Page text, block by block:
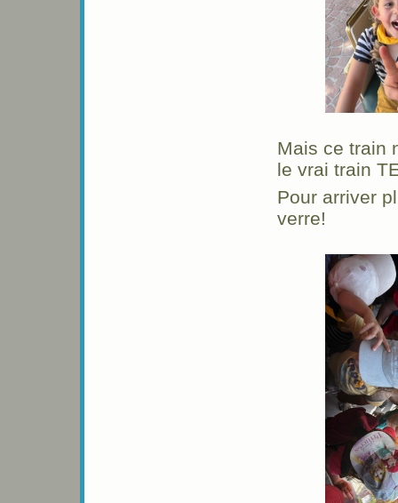
Mais ce train
le vrai train
Pour arriver
verre!